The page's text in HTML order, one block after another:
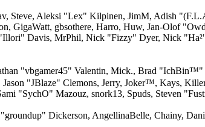
Steve, Aleksi "Lex" Kilpinen, JimM, Adish
GigaWatt, gbsothere, Harro, Huw, Jan-Olof
Davis, MrPhil, Nick "Fizzy" Dyer, Nick
"vbgamer45" Valentin, Mick., Brad
"JBlaze" Clemons, Jerry, Joker™, Kays,
"SychO" Mazouz, snork13, Spuds, Steven
Dickerson, AngellinaBelle, Chainy,